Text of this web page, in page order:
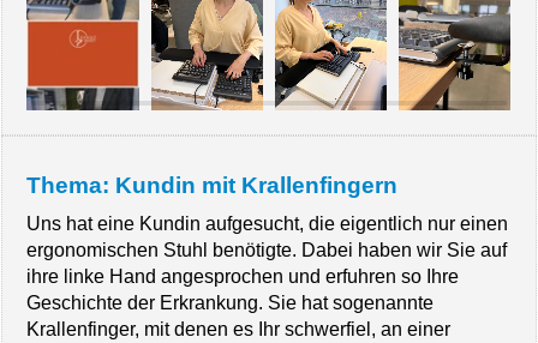
Thema: Kundin mit Krallenfingern
Uns hat eine Kundin aufgesucht, die eigentlich nur einen
ergonomischen Stuhl benötigte. Dabei haben wir Sie auf
ihre linke Hand angesprochen und erfuhren so Ihre
Geschichte der Erkrankung. Sie hat sogenannte
Krallenfinger, mit denen es Ihr schwerfiel, an einer